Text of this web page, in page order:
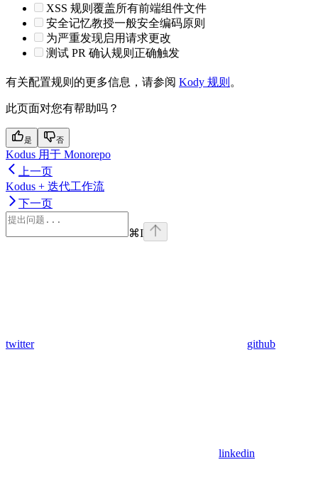
XSS 规则覆盖所有前端组件文件
安全记忆教授一般安全编码原则
为严重发现启用请求更改
测试 PR 确认规则正确触发
有关配置规则的更多信息，请参阅 Kody 规则 。
此页面对您有帮助吗？
是 否
Kodus 用于 Monorepo
上一页
Kodus + 迭代工作流
下一页
⌘I
twitter github
linkedin